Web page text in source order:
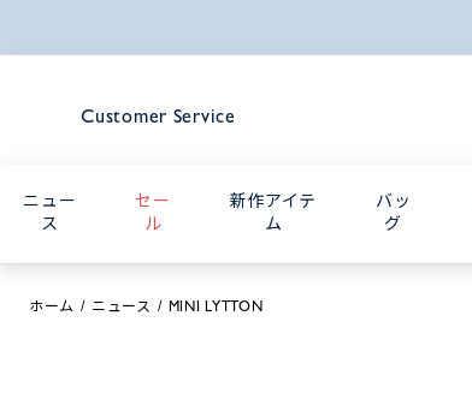
Customer Service
ニュー
ス
セー
ル
新作アイテ
ム
バッ
グ
ホーム ニュース MINI LYTTON